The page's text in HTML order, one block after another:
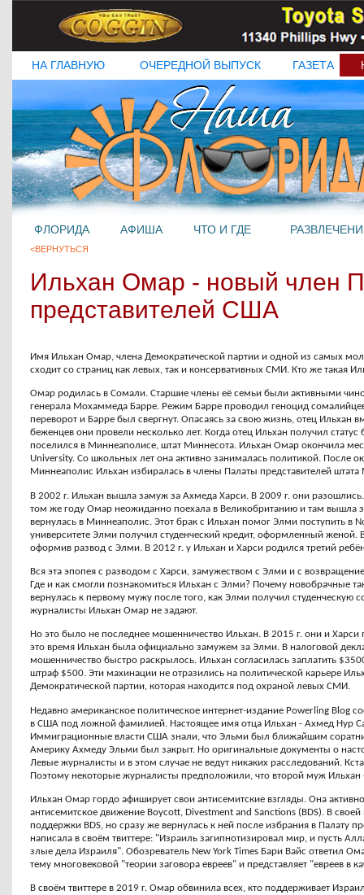
НА ГЛАВНУЮ ОЧЕРЕДНОЙ ВЫПУСК ГАЗЕТА
ФЛОРИДА АФИША ЧТО И ГДЕ
<ВЕРНУТЬСЯ
Ильхан Омар - новый член
представителей США
Имя Ильхан Омар, члена Демократической партии и одной из самых
сходит со страниц как левых, так и консервативных СМИ. Кто же такая
Омар родилась в Сомали. Старшие члены её семьи были активными
генерала Мохаммеда Барре. Режим Барре проводил геноцид
переворот и Барре был свергнут. Опасаясь за свою жизнь, отец Ильхан
беженцев они провели несколько лет. Когда отец Ильхан получил
поселился в Миннеаполисе, штат Миннесота. Ильхан Омар окончила
University. Со школьных лет она активно занималась политикой. После
Миннеаполис Ильхан избиралась в члены Палаты представителей штата
В 2002 г. Ильхан вышла замуж за Ахмеда Харси. В 2009 г. они
том же году Омар неожиданно поехала в Великобританию и там
вернулась в Миннеаполис. Этот брак с Ильхан помог Элми поступить в
университете Элми получил студенческий кредит, оформленный женой.
оформив развод с Элми. В 2012 г. у Ильхан и Харси родился третий
Вся эта эпопея с разводом с Харси, замужеством с Элми и с
Где и как смогли познакомиться Ильхан с Элми? Почему новобрачные
вернулась к первому мужу после того, как Элми получил студенческую
журналисты Ильхан Омар не задают.
Но это было не последнее мошенничество Ильхан. В 2015 г. они и
это время Ильхан была официально замужем за Элми. В налоговой
мошенничество быстро раскрылось. Ильхан согласилась заплатить
штраф $500. Эти махинации не отразились на политической карьере
Демократической партии, которая находится под охраной левых СМИ.
Недавно американское политическое интернет-издание Powerling Blog
в США под ложной фамилией. Настоящее имя отца Ильхан - Ахмед Нур
Иммиграционные власти США знали, что Эльми был ближайшим
Америку Ахмеду Эльми был закрыт. Но оригинальные документы о
Левые журналисты и в этом случае не ведут никаких расследований.
Поэтому некоторые журналисты предположили, что второй муж Ильхан
Ильхан Омар гордо афиширует свои антисемитские взгляды. Она
антисемитское движение Boycott, Divestment and Sanctions (BDS). В
поддержки BDS, но сразу же вернулась к ней после избрания в Палату
написала в своём твиттере: "Израиль загипнотизировал мир, и пусть
злые дела Израиля". Обозреватель New York Times Бари Вайс ответил
тему многовековой "теории заговора евреев" и представляет "евреев в
В своём твиттере в 2019 г. Омар обвинила всех, кто поддерживает